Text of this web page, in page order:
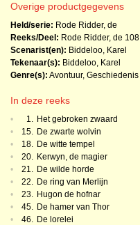
Overige productgegevens
Held/serie: Rode Ridder, de
Reeks/Deel: Rode Ridder, de 108
Scenarist(en): Biddeloo, Karel
Tekenaar(s): Biddeloo, Karel
Genre(s): Avontuur, Geschiedenis
In deze reeks
• 1. Het gebroken zwaard
•
15. De zwarte wolvin
•
18. De witte tempel
•
20. Kerwyn, de magier
•
21. De wilde horde
•
22. De ring van Merlijn
•
23. Hugon de hofnar
•
45. De hamer van Thor
•
46. De lorelei